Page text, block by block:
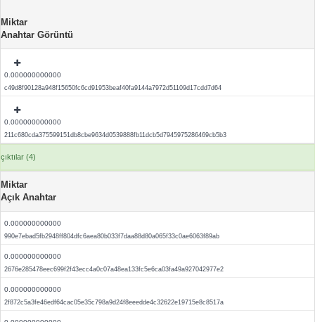
Miktar
Anahtar Görüntü
0.000000000000
c49d8f90128a948f15650fc6cd91953beaf40fa9144a7972d51109d17cdd7d64
0.000000000000
211c680cda375599151db8cbe9634d0539888fb11dcb5d7945975286469cb5b3
çıktılar (4)
Miktar
Açık Anahtar
0.000000000000
990e7ebad5fb2948ff804dfc6aea80b033f7daa88d80a065f33c0ae6063f89ab
0.000000000000
2676e285478eec699f2f43ecc4a0c07a48ea133fc5e6ca03fa49a927042977e2
0.000000000000
2f872c5a3fe46edf64cac05e35c798a9d24f8eeedde4c32622e19715e8c8517a